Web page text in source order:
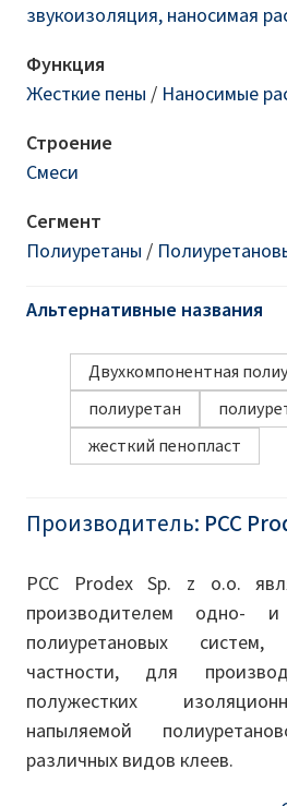
звукоизоляция, наносимая
Функция
Жесткие пены / Наносимые
Строение
Смеси
Сегмент
Полиуретаны /
Альтернативные названия
Двухкомпонентная
полиуретан
жесткий пенопласт
Производитель: PCC
PCC Prodex Sp. z o.o.
производителем одно- и
полиуретановых
частности, для
полужестких
напыляемой
различных видов клеев.